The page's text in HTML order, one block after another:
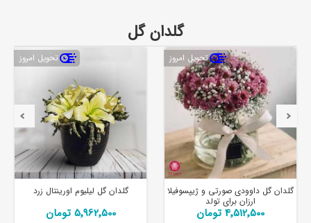
گلدان گل
تحویل امروز
گلدان گل داوودی صورتی و ژیپسوفیلا
ارزان برای تولد
4٬512٬500 تومان
تحویل امروز
گلدان گل لیلیوم اورینتال زرد
5٬962٬500 تومان